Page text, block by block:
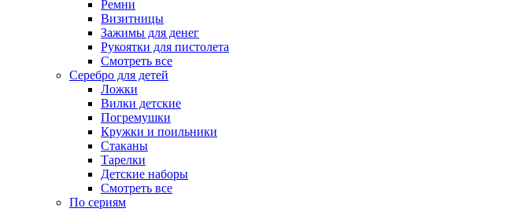
Ремни
Визитницы
Зажимы для денег
Рукоятки для пистолета
Смотреть все
Серебро для детей
Ложки
Вилки детские
Погремушки
Кружки и поильники
Стаканы
Тарелки
Детские наборы
Смотреть все
По сериям